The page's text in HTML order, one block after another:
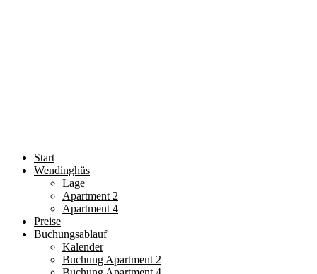
Start
Wendinghüs
Lage
Apartment 2
Apartment 4
Preise
Buchungsablauf
Kalender
Buchung Apartment 2